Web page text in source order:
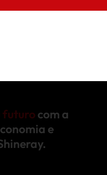
futuro com a
e